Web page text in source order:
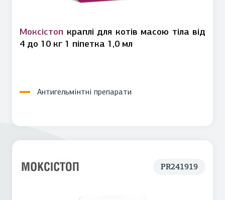
Моксістоп краплі для котів масою тіла від
4 до 10 кг 1 піпетка 1,0 мл
Антигельмінтні препарати
PR241919